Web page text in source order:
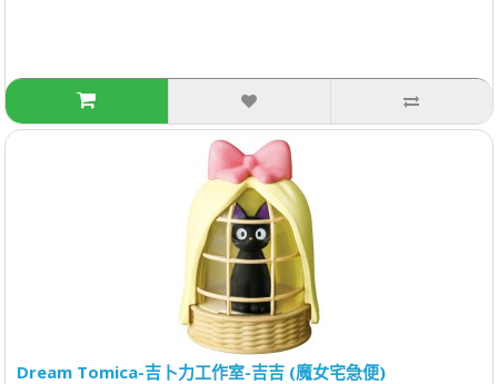
Dream Tomica-吉卜力工作室-吉吉 (魔女宅急便)